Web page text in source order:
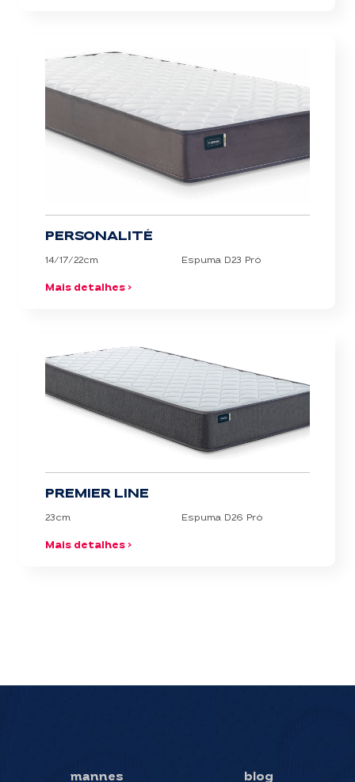
PERSONALITÉ
14/17/22cm Espuma D23 Pró
Mais detalhes >
PREMIER LINE
23cm Espuma D26 Pró
Mais detalhes >
mannes blog